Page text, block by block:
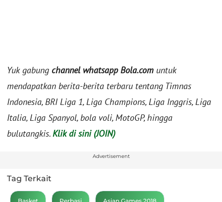
Yuk gabung channel whatsapp Bola.com untuk
mendapatkan berita-berita terbaru tentang Timnas
Indonesia, BRI Liga 1, Liga Champions, Liga Inggris, Liga
Italia, Liga Spanyol, bola voli, MotoGP, hingga
bulutangkis. Klik di sini (JOIN)
Advertisement
Tag Terkait